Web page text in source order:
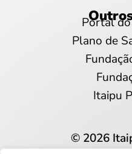
Portal
Plano de
Itaipu
© 2026